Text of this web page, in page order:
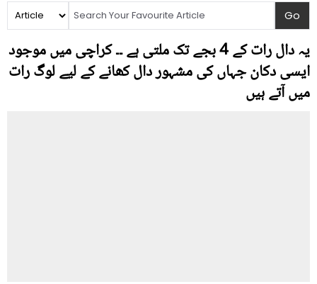
یہ دال رات کے 4 بجے تک ملتی ہے ۔۔ کراچی میں موجود
ایسی دکان جہاں کی مشہور دال کھانے کے لیے لوگ رات
میں آتے ہیں